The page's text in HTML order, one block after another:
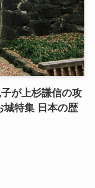
が上杉謙信の攻
城特集 日本の歴